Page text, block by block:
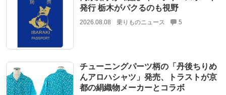
発行 栃木がパクるのも視野
2026.08.08 乗りものニュース 5
チューニングパーツ柄の「丹後ちりめ
んアロハシャツ」発売、トラストが京
都の絹織物メーカーとコラボ